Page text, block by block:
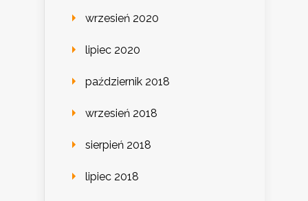
wrzesień 2020
lipiec 2020
październik 2018
wrzesień 2018
sierpień 2018
lipiec 2018